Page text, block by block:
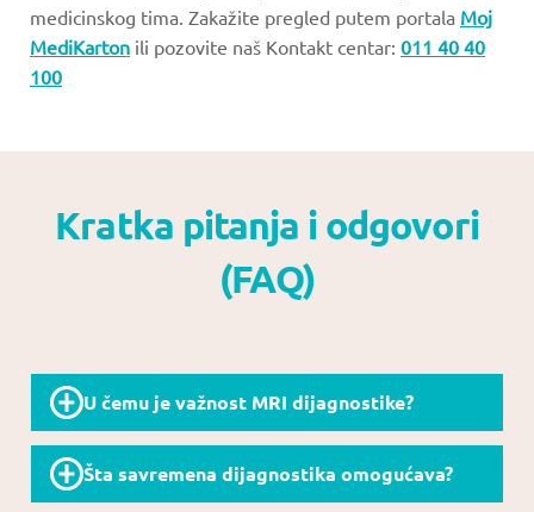
medicinskog tima. Zakažite pregled putem portala Moj
MediKarton ili pozovite naš Kontakt centar: 011 40 40
100
Kratka pitanja i odgovori
(FAQ)
U čemu je važnost MRI dijagnostike?
Magnetna rezonanca je bezbedna, neinvazivna
i veoma precizna dijagnostička metoda koja
Šta savremena dijagnostika omogućava?